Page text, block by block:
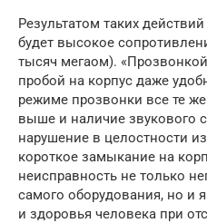
Результатом таких
будет высокое
тысяч мегаом).
пробой на корпус даже
режиме прозвонки все те
выше и наличие звукового
нарушение в целостности
короткое замыкание на
неисправность не только
самого оборудования, но и
и здоровья человека при